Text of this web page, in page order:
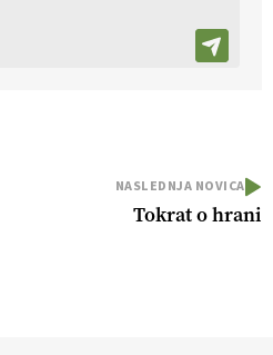
NASLEDNJA NOVICA
Tokrat o hrani